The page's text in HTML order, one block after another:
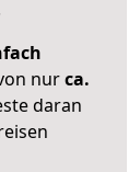
nurca.
daran